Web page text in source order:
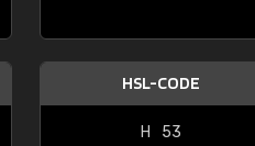
HSL-CODE
H
53